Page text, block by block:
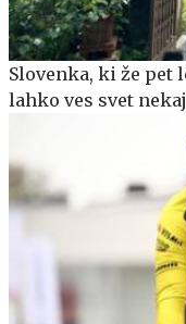
Slovenka, ki že pet
lahko ves svet